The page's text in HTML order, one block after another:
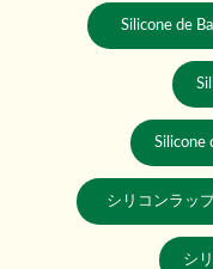
Silicone de
Silicone
シリコンラッ
シ